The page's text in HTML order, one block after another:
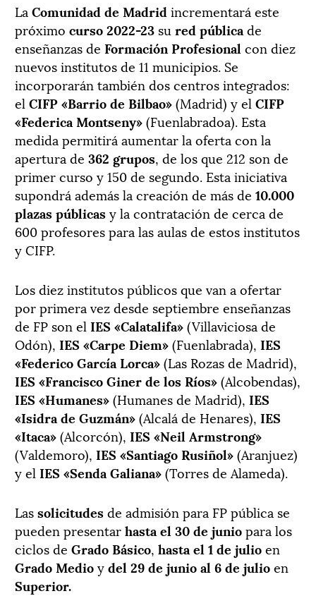
La Comunidad de Madrid incrementará este
próximo curso 2022-23 su red pública de
enseñanzas de Formación Profesional con diez
nuevos institutos de 11 municipios. Se
incorporarán también dos centros integrados:
el CIFP «Barrio de Bilbao»(Madrid) y el CIFP
«Federica Montseny»(Fuenlabradoa). Esta
medida permitirá aumentar la oferta con la
apertura de 362 grupos, de los que 212 son de
primer curso y 150 de segundo. Esta iniciativa
supondrá además la creación de más de 10.000
plazas públicasy la contratación de cerca de
600 profesores para las aulas de estos institutos
y CIFP.
Los diez institutos públicos que van a ofertar
por primera vez desde septiembre enseñanzas
de FP son el IES «Calatalifa»(Villaviciosa de
Odón), IES «Carpe Diem»(Fuenlabrada), IES
«Federico García Lorca»(Las Rozas de Madrid),
IES «Francisco Giner de los Ríos»(Alcobendas),
IES «Humanes»(Humanes de Madrid), IES
«Isidra de Guzmán»(Alcalá de Henares), IES
«Itaca»(Alcorcón), IES «Neil Armstrong»
(Valdemoro), IES «Santiago Rusiñol»(Aranjuez)
y el IES «Senda Galiana»(Torres de Alameda).
Lassolicitudesde admisión para FP pública se
pueden presentarhasta el 30 de juniopara los
ciclos de Grado Básico, hasta el 1 de julioen
Grado Medioydel 29 de junio al 6 de julioen
Superior.